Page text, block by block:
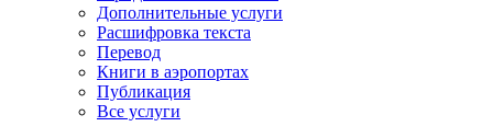
Дополнительные услуги
Расшифровка текста
Перевод
Книги в аэропортах
Публикация
Все услуги